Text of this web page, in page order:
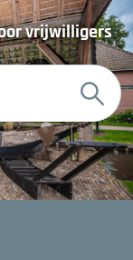
vrijwilligers
Z
o
e
k
: